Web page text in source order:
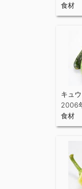
食材
キュ
2006
食材